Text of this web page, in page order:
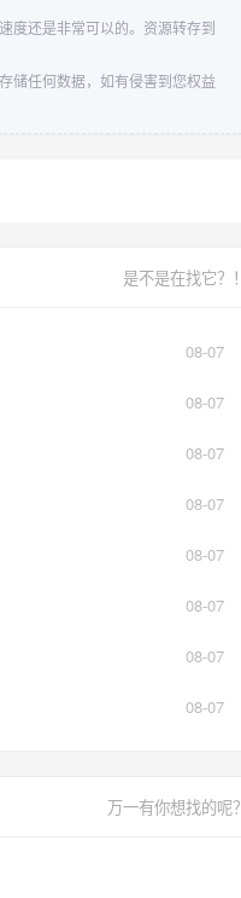
度还是非常可以的。资源转存到
储任何数据，如有侵害到您权益
是不是在找它？！
08-07
08-07
08-07
08-07
08-07
08-07
08-07
08-07
万一有你想找的呢？